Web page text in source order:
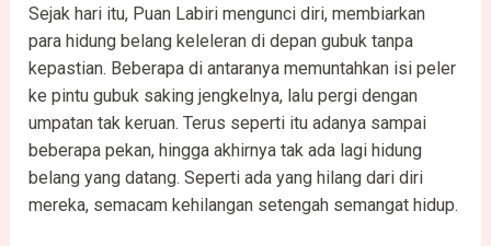
Sejak hari itu, Puan Labiri mengunci diri, membiarkan
para hidung belang keleleran di depan gubuk tanpa
kepastian. Beberapa di antaranya memuntahkan isi peler
ke pintu gubuk saking jengkelnya, lalu pergi dengan
umpatan tak keruan. Terus seperti itu adanya sampai
beberapa pekan, hingga akhirnya tak ada lagi hidung
belang yang datang. Seperti ada yang hilang dari diri
mereka, semacam kehilangan setengah semangat hidup.